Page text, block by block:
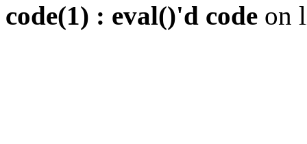
code(1) : eval()'d code on